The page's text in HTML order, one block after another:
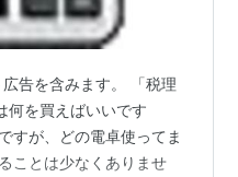
告を含みます。 「税理
何を買えばいいです
すが、どの電卓使ってま
ことは少なくありませ